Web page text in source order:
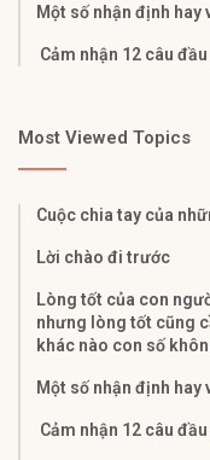
Một số nhận định hay
Cảm nhận 12 câu
Most Viewed Topics
Cuộc chia tay của
Lời chào đi trước
Lòng tốt của con
nhưng lòng tốt cũng
khác nào con số
Một số nhận định hay
Cảm nhận 12 câu